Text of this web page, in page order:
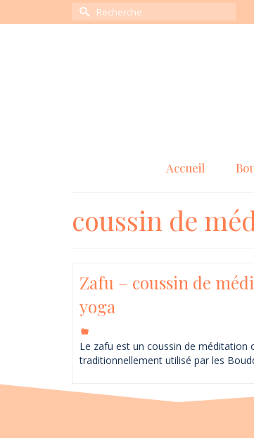
Rechercher :
Accueil
coussin de
Zafu – coussin de
yoga
Le zafu est un coussin de méditation
traditionnellement utilisé par les